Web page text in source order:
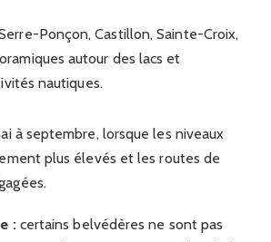
Ponçon, Castillon, Sainte-Croix,
autour des lacs et
nautiques.
à septembre, lorsque les niveaux
plus élevés et les routes de
: certains belvédères ne sont pas